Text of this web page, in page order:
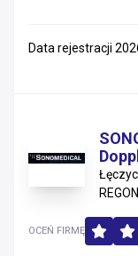
Data rejestracji
OCEŃ FIRMĘ